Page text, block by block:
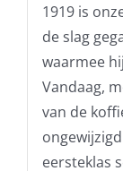
1919 is
de slag
waarmee
Vandaag,
van de
eersteklas